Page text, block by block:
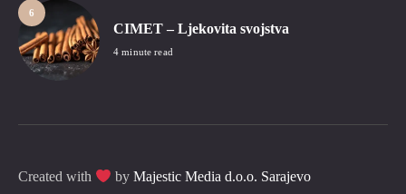
6
CIMET – Ljekovita svojstva
4 minute read
Created with byMajestic Media d.o.o. Sarajevo